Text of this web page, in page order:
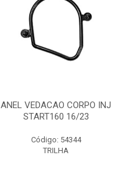
ANEL VEDACAO CORPO INJ
START160 16/23
Código: 54344
TRILHA